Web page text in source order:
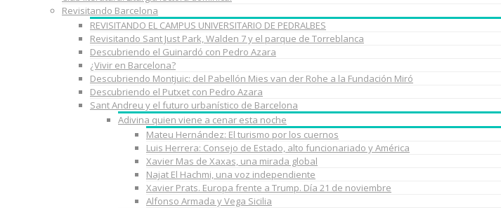
Revisitando Barcelona
REVISITANDO EL CAMPUS UNIVERSITARIO DE PEDRALBES
Revisitando Sant Just Park, Walden 7 y el parque de Torreblanca
Descubriendo el Guinardó con Pedro Azara
¿Vivir en Barcelona?
Descubriendo Montjuic: del Pabellón Mies van der Rohe a la Fundación Miró
Descubriendo el Putxet con Pedro Azara
Sant Andreu y el futuro urbanístico de Barcelona
Adivina quien viene a cenar esta noche
Mateu Hernández: El turismo por los cuernos
Luis Herrera: Consejo de Estado, alto funcionariado y América
Xavier Mas de Xaxas, una mirada global
Najat El Hachmi, una voz independiente
Xavier Prats. Europa frente a Trump. Día 21 de noviembre
Alfonso Armada y Vega Sicilia